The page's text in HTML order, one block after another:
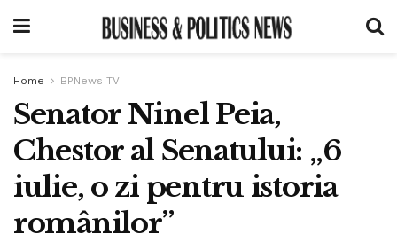
Home BPNews TV
Senator Ninel Peia,
Chestor al Senatului: „6
iulie, o zi pentru istoria
românilor”